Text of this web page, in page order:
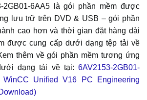
2GB01-6AA5 là gói phần mềm được
lưu trữ trên DVD & USB – gói phần
cao hơn và thời gian đặt hàng dài
được cung cấp dưới dạng tệp tải về
thêm về gói phần mềm tương ứng
dạng tải về tại: 6AV2153-2GB01-
Unified V16 PC Engineering